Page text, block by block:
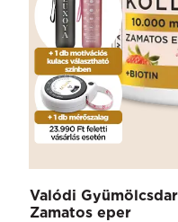
Valódi
Zamatos eper